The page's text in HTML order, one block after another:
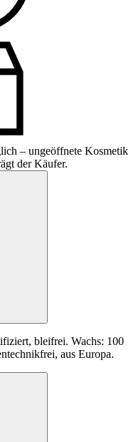
– ungeöffnete Kosmetik
der Käufer.
bleifrei. Wachs: 100
aus Europa.